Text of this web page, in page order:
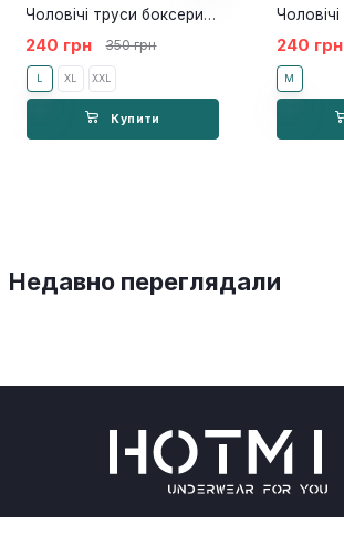
Чоловічі труси боксери Pink Hero Bathman
240 грн 350 грн
L ХL ХХL
Купити
240 грн
M
Недавно переглядали